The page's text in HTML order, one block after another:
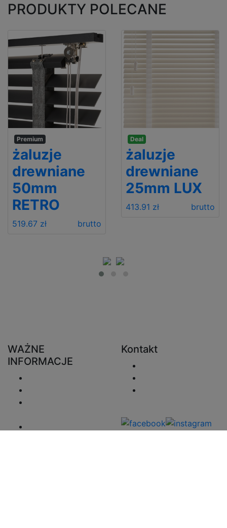
PRODUKTY POLECANE
Premium
żaluzje
drewniane
50mm
RETRO
519.67 zł brutto
Deal
żaluzje
drewniane
25mm LUX
413.91 zł brutto
WAŻNE
INFORMACJE
Kontakt